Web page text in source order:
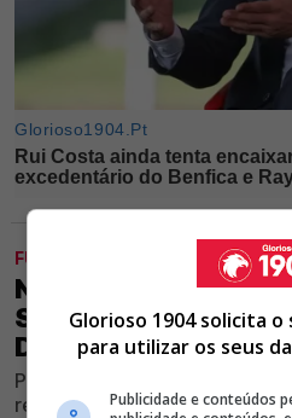
FUTEBOL
NEGÓCIO
SER DO BENFICA;
DETALHES
Ponta de lança do Al Nassr
reforço do Clube vermelho e
Glorioso 1904 solicita
para utilizar os seus
Publicidade e conteúdos